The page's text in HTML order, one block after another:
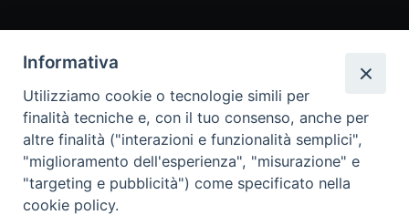
86170 Isernia
086550849
segreteria@diocesiiserniavenafro.it
I nostri social
Informativa
Utilizziamo cookie o tecnologie simili per
finalità tecniche e, con il tuo consenso, anche per
altre finalità ("interazioni e funzionalità semplici",
"miglioramento dell'esperienza", "misurazione" e
"targeting e pubblicità") come specificato nella
cookie policy.